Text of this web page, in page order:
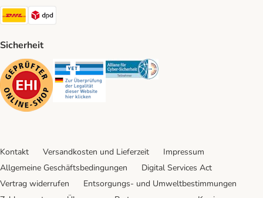
DHL Shipping Method
Sicherheit
Security Security Security
Kontakt Versandkosten und Lieferzeit
Impressum
Allgemeine Geschäftsbedingungen
Digital Services Act
Vertrag widerrufen
Entsorgungs- und Umweltbestimmungen